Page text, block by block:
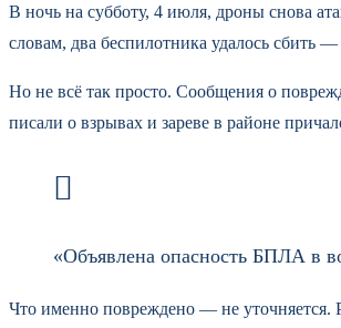
В ночь на субботу, 4 июля, дроны снова
словам, два беспилотника удалось
Но не всё так просто. Сообщения о
писали о взрывах и зареве в районе
«Объявлена опасность БПЛА в
Что именно повреждено — не уточняется.